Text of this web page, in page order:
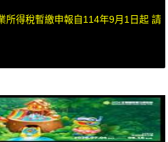
所得稅暫繳申報自114年9月1日起 請